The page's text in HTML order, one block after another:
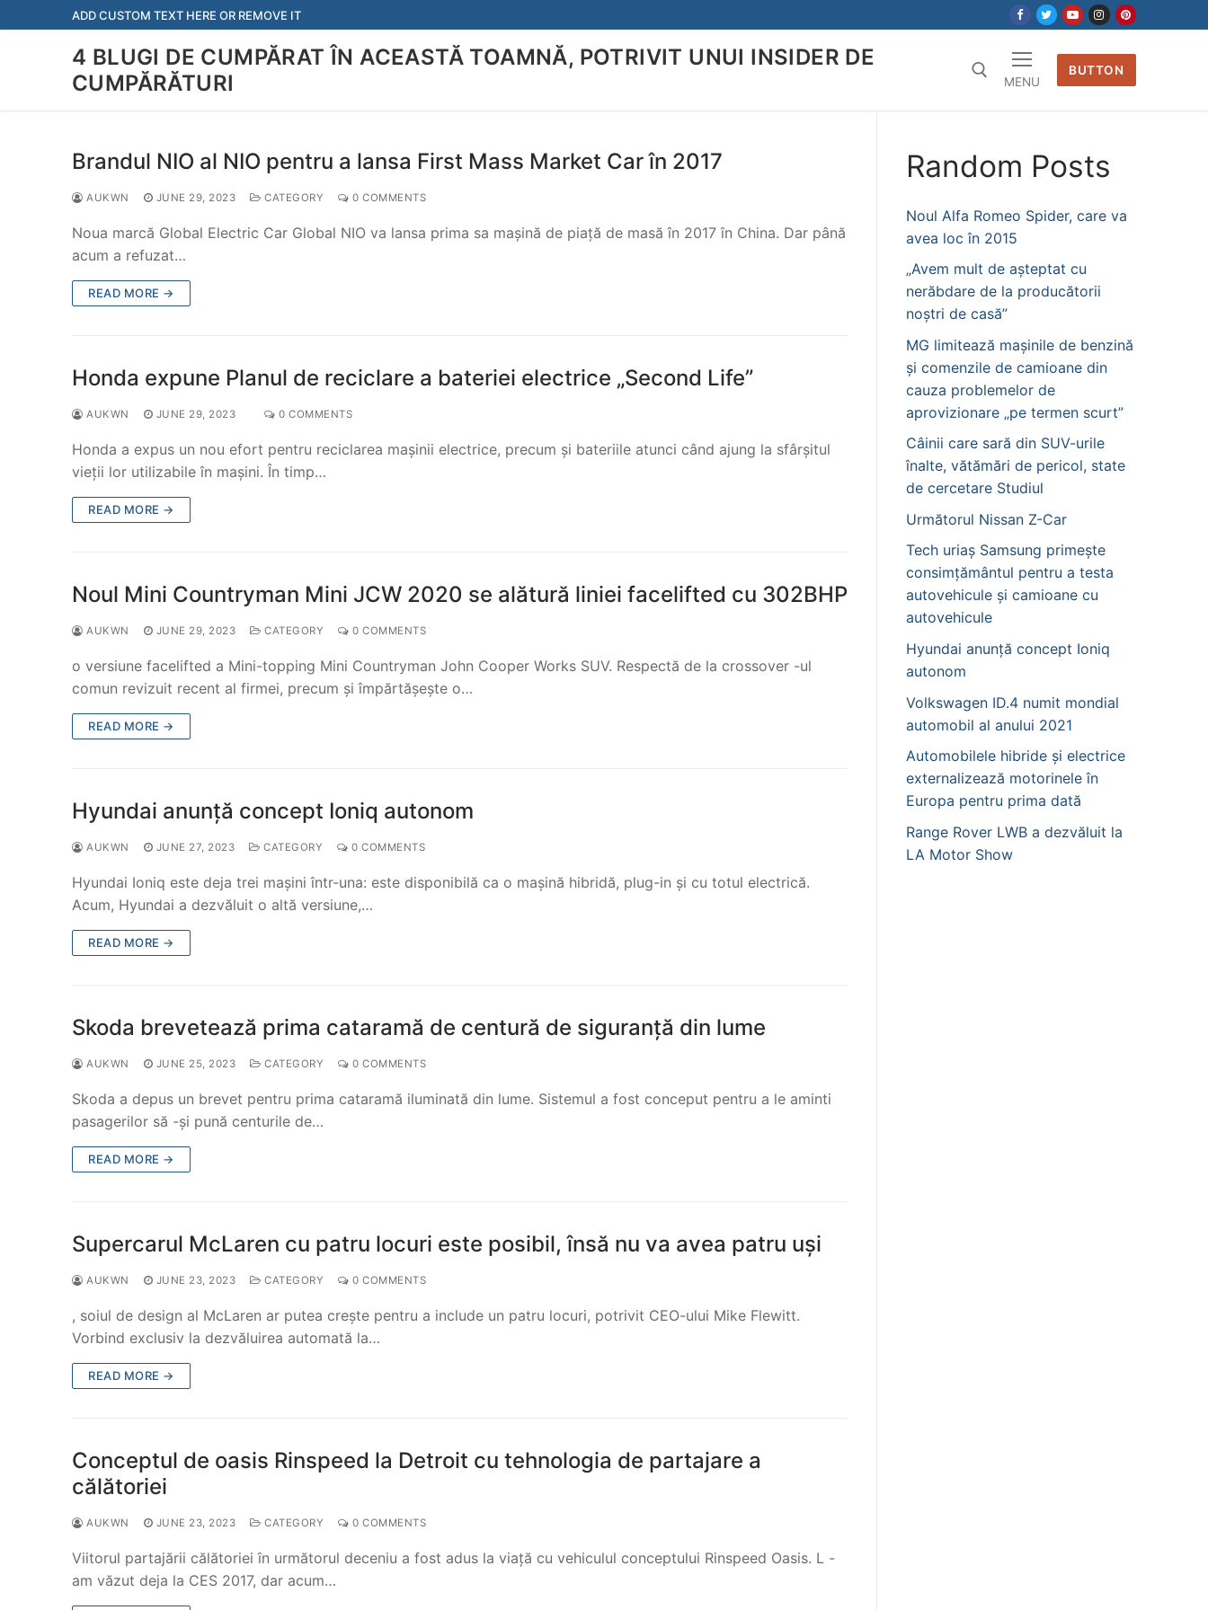
to
ADD CUSTOM TEXT HERE OR REMOVE IT
4 BLUGI DE CUMPĂRAT ÎN ACEASTĂ TOAMNĂ, POTRIVIT UNUI INSIDER DE
CUMPĂRĂTURI
MENU
BUTTON
Brandul NIO al NIO pentru a lansa First Mass Market Car în 2017
AUKWN JUNE 29, 2023 CATEGORY 0 COMMENTS
Noua marcă Global Electric Car Global NIO va lansa prima sa mașină de piață de masă în 2017 în China. Dar până
acum a refuzat…
READ MORE →
Honda expune Planul de reciclare a bateriei electrice „Second Life”
AUKWN JUNE 29, 2023 0 COMMENTS
Honda a expus un nou efort pentru reciclarea mașinii electrice, precum și bateriile atunci când ajung la sfârșitul
vieții lor utilizabile în mașini. În timp…
READ MORE →
Noul Mini Countryman Mini JCW 2020 se alătură liniei facelifted cu 302BHP
AUKWN JUNE 29, 2023 CATEGORY 0 COMMENTS
o versiune facelifted a Mini-topping Mini Countryman John Cooper Works SUV. Respectă de la crossover -ul
comun revizuit recent al firmei, precum și împărtășește o…
READ MORE →
Hyundai anunță concept Ioniq autonom
AUKWN JUNE 27, 2023 CATEGORY 0 COMMENTS
Hyundai Ioniq este deja trei mașini într-una: este disponibilă ca o mașină hibridă, plug-in și cu totul electrică.
Acum, Hyundai a dezvăluit o altă versiune,…
READ MORE →
Skoda brevetează prima cataramă de centură de siguranță din lume
AUKWN JUNE 25, 2023 CATEGORY 0 COMMENTS
Skoda a depus un brevet pentru prima cataramă iluminată din lume. Sistemul a fost conceput pentru a le aminti
pasagerilor să -și pună centurile de…
READ MORE →
Supercarul McLaren cu patru locuri este posibil, însă nu va avea patru uși
AUKWN JUNE 23, 2023 CATEGORY 0 COMMENTS
, soiul de design al McLaren ar putea crește pentru a include un patru locuri, potrivit CEO-ului Mike Flewitt.
Vorbind exclusiv la dezvăluirea automată la…
READ MORE →
Conceptul de oasis Rinspeed la Detroit cu tehnologia de partajare a
călătoriei
AUKWN JUNE 23, 2023 CATEGORY 0 COMMENTS
Viitorul partajării călătoriei în următorul deceniu a fost adus la viață cu vehiculul conceptului Rinspeed Oasis. L -
am văzut deja la CES 2017, dar acum…
Random Posts
Noul Alfa Romeo Spider, care va
avea loc în 2015
„Avem mult de așteptat cu
nerăbdare de la producătorii
noștri de casă”
MG limitează mașinile de benzină
și comenzile de camioane din
cauza problemelor de
aprovizionare „pe termen scurt”
Câinii care sară din SUV-urile
înalte, vătămări de pericol, state
de cercetare Studiul
Următorul Nissan Z-Car
Tech uriaș Samsung primește
consimțământul pentru a testa
autovehicule și camioane cu
autovehicule
Hyundai anunță concept Ioniq
autonom
Volkswagen ID.4 numit mondial
automobil al anului 2021
Automobilele hibride și electrice
externalizează motorinele în
Europa pentru prima dată
Range Rover LWB a dezvăluit la
LA Motor Show